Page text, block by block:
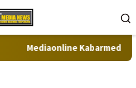
Mediaonline